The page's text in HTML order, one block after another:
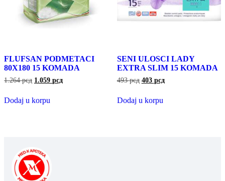
FLUFSAN PODMETACI
80X180 15 KOMADA
1.264рсд 1.059 рсд
Dodaj u korpu
SENI ULOSCI LADY
EXTRA SLIM 15 KOMADA
493рсд 403 рсд
Dodaj u korpu